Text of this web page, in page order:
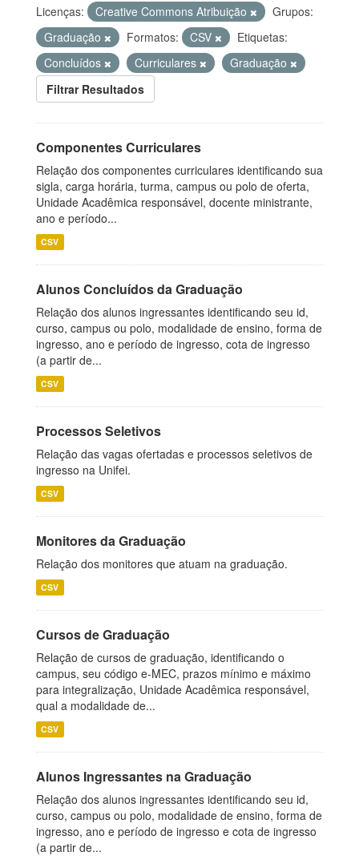
Licenças: Creative Commons Atribuição
Grupos:
Graduação
Formatos: CSV
Etiquetas:
Concluídos
Curriculares
Graduação
Filtrar Resultados
Componentes Curriculares
Relação dos componentes curriculares identificando sua
sigla, carga horária, turma, campus ou polo de oferta,
Unidade Acadêmica responsável, docente ministrante,
ano e período...
CSV
Alunos Concluídos da Graduação
Relação dos alunos ingressantes identificando seu id,
curso, campus ou polo, modalidade de ensino, forma de
ingresso, ano e período de ingresso, cota de ingresso
(a partir de...
CSV
Processos Seletivos
Relação das vagas ofertadas e processos seletivos de
ingresso na Unifei.
CSV
Monitores da Graduação
Relação dos monitores que atuam na graduação.
CSV
Cursos de Graduação
Relação de cursos de graduação, identificando o
campus, seu código e-MEC, prazos mínimo e máximo
para integralização, Unidade Acadêmica responsável,
qual a modalidade de...
CSV
Alunos Ingressantes na Graduação
Relação dos alunos ingressantes identificando seu id,
curso, campus ou polo, modalidade de ensino, forma de
ingresso, ano e período de ingresso e cota de ingresso
(a partir de...